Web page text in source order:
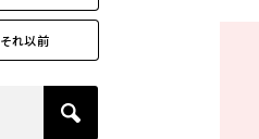
それ以前